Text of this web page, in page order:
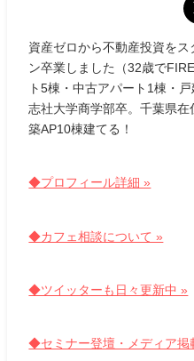
資産ゼロから不動産投資を
ン卒業しました（32歳で
ト5棟・中古アパート1棟・
志社大学商学部卒。千葉県
築AP10棟建てる！
◆プロフィール詳細 »
◆カフェ相談について »
◆ツイッターも日々更新中 »
◆セミナー登壇・メディア掲